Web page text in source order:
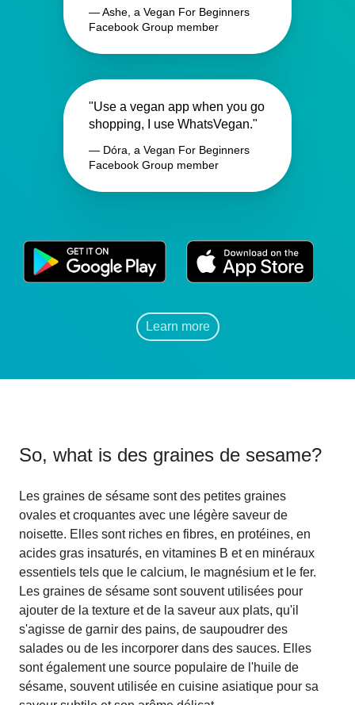
— Ashe, a Vegan For Beginners
Facebook Group member
"Use a vegan app when you go
shopping, I use WhatsVegan."
— Dóra, a Vegan For Beginners
Facebook Group member
Learn more
So, what is des graines de sesame?
Les graines de sésame sont des petites graines
ovales et croquantes avec une légère saveur de
noisette. Elles sont riches en fibres, en protéines, en
acides gras insaturés, en vitamines B et en minéraux
essentiels tels que le calcium, le magnésium et le fer.
Les graines de sésame sont souvent utilisées pour
ajouter de la texture et de la saveur aux plats, qu'il
s'agisse de garnir des pains, de saupoudrer des
salades ou de les incorporer dans des sauces. Elles
sont également une source populaire de l'huile de
sésame, souvent utilisée en cuisine asiatique pour sa